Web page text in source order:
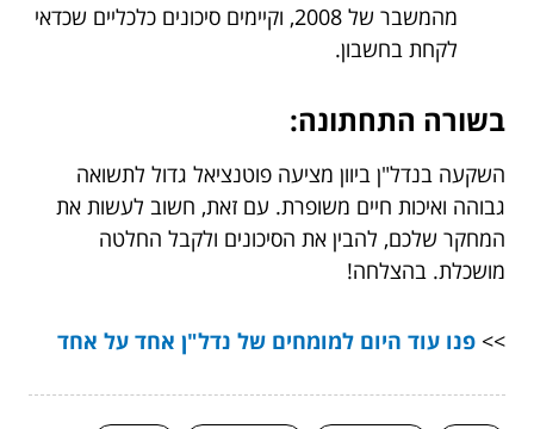
מהמשבר של 2008, וקיימים סיכונים כלכליים שכדאי
לקחת בחשבון.
בשורה התחתונה:
השקעה בנדל"ן ביוון מציעה פוטנציאל גדול לתשואה
גבוהה ואיכות חיים משופרת. עם זאת, חשוב לעשות את
המחקר שלכם, להבין את הסיכונים ולקבל החלטה
מושכלת. בהצלחה!
>> פנו עוד היום למומחים של נדל"ן אחד על אחד